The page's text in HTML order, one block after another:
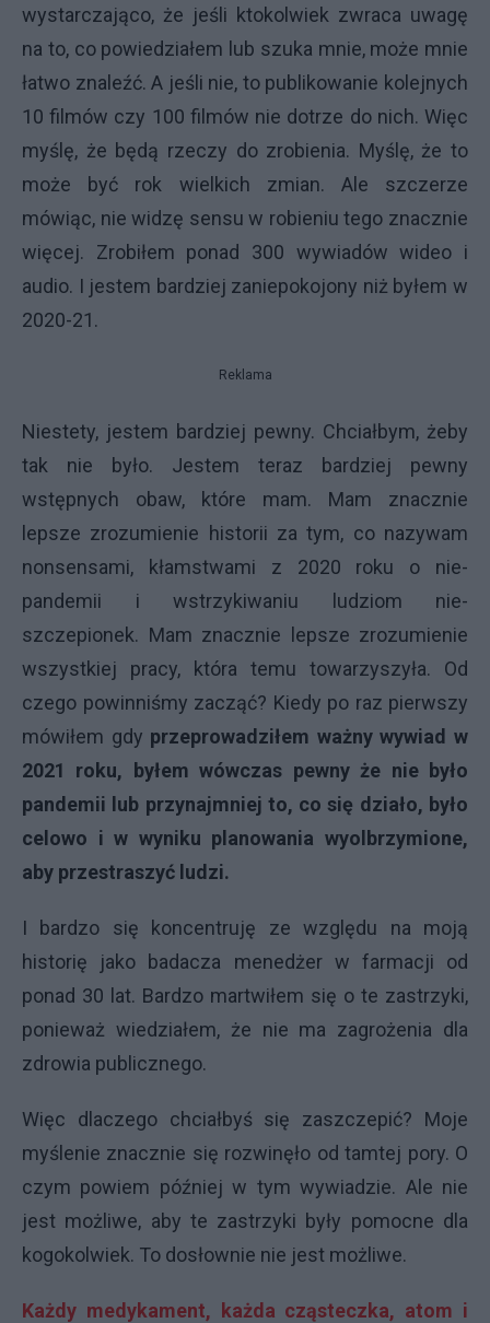
wystarczająco, że jeśli ktokolwiek zwraca uwagę
na to, co powiedziałem lub szuka mnie, może mnie
łatwo znaleźć. A jeśli nie, to publikowanie kolejnych
10 filmów czy 100 filmów nie dotrze do nich. Więc
myślę, że będą rzeczy do zrobienia. Myślę, że to
może być rok wielkich zmian. Ale szczerze
mówiąc, nie widzę sensu w robieniu tego znacznie
więcej. Zrobiłem ponad 300 wywiadów wideo i
audio. I jestem bardziej zaniepokojony niż byłem w
2020-21.
Reklama
Niestety, jestem bardziej pewny. Chciałbym, żeby
tak nie było. Jestem teraz bardziej pewny
wstępnych obaw, które mam. Mam znacznie
lepsze zrozumienie historii za tym, co nazywam
nonsensami, kłamstwami z 2020 roku o nie-
pandemii i wstrzykiwaniu ludziom nie-
szczepionek. Mam znacznie lepsze zrozumienie
wszystkiej pracy, która temu towarzyszyła. Od
czego powinniśmy zacząć? Kiedy po raz pierwszy
mówiłem gdy przeprowadziłem ważny wywiad w
2021 roku, byłem wówczas pewny że nie było
pandemii lub przynajmniej to, co się działo, było
celowo i w wyniku planowania wyolbrzymione,
aby przestraszyć ludzi.
I bardzo się koncentruję ze względu na moją
historię jako badacza menedżer w farmacji od
ponad 30 lat. Bardzo martwiłem się o te zastrzyki,
ponieważ wiedziałem, że nie ma zagrożenia dla
zdrowia publicznego.
Więc dlaczego chciałbyś się zaszczepić? Moje
myślenie znacznie się rozwinęło od tamtej pory. O
czym powiem później w tym wywiadzie. Ale nie
jest możliwe, aby te zastrzyki były pomocne dla
kogokolwiek. To dosłownie nie jest możliwe.
Każdy medykament, każda cząsteczka, atom i